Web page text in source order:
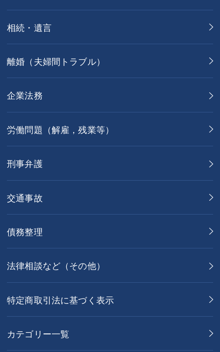
相続・遺言
離婚（夫婦間トラブル）
企業法務
労働問題（解雇，残業等）
刑事弁護
交通事故
債務整理
法律相談など（その他）
特定商取引法に基づく表示
カテゴリー一覧